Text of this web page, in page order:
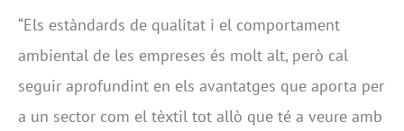
“Els estàndards de qualitat i el comportament
ambiental de les empreses és molt alt, però cal
seguir aprofundint en els avantatges que aporta per
a un sector com el tèxtil tot allò que té a veure amb